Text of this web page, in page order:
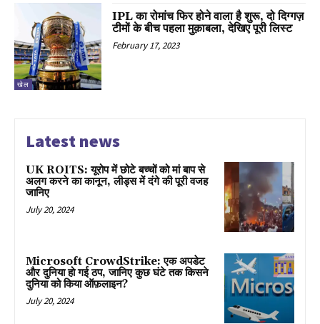
खेल
IPL का रोमांच फिर होने वाला है शुरू, दो दिग्गज़
टीमों के बीच पहला मुक़ाबला, देखिए पूरी लिस्ट
February 17, 2023
Latest news
UK ROITS: यूरोप में छोटे बच्चों को मां बाप से
अलग करने का कानून, लीड्स में दंगे की पूरी वजह
जानिए
July 20, 2024
Microsoft CrowdStrike: एक अपडेट
और दुनिया हो गई ठप, जानिए कुछ घंटे तक किसने
दुनिया को किया ऑफ़लाइन?
July 20, 2024